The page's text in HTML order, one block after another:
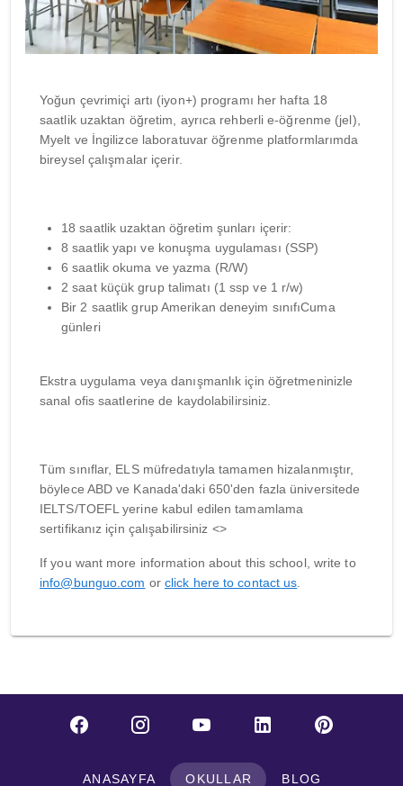
Yoğun çevrimiçi artı (iyon+) programı her hafta 18
saatlik uzaktan öğretim, ayrıca rehberli e-öğrenme (jel),
Myelt ve İngilizce laboratuvar öğrenme platformlarımda
bireysel çalışmalar içerir.
18 saatlik uzaktan öğretim şunları içerir:
8 saatlik yapı ve konuşma uygulaması (SSP)
6 saatlik okuma ve yazma (R/W)
2 saat küçük grup talimatı (1 ssp ve 1 r/w)
Bir 2 saatlik grup Amerikan deneyim sınıfıCuma
günleri
Ekstra uygulama veya danışmanlık için öğretmeninizle
sanal ofis saatlerine de kaydolabilirsiniz.
Tüm sınıflar, ELS müfredatıyla tamamen hizalanmıştır,
böylece ABD ve Kanada'daki 650'den fazla üniversitede
IELTS/TOEFL yerine kabul edilen tamamlama
sertifikanız için çalışabilirsiniz <>
If you want more information about this school, write to
info@bunguo.com or click here to contact us.
ANASAYFA OKULLAR BLOG